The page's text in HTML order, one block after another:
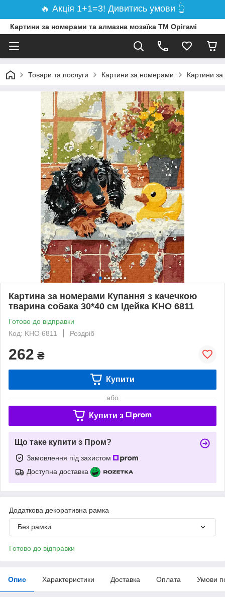
🔥 Акція 1+1=3! Дивитись умови 👆
Картини за номерами та алмазна мозаїка ТМ Орігамі
Товари та послуги Картини за номерами Картини
Картина за номерами Купання з качечкою
тварина собака 30*40 см Ідейка KHO 6811
Готово до відправки
Код: KHO 6811
Роздріб
262 ₴
Купити
або
Купити з
Що таке купити з Пром?
Замовлення під захистом
Доступна доставка
Додаткова декоративна рамка
Без рамки
Готово до відправки
Опис Характеристики Доставка Оплата Умови